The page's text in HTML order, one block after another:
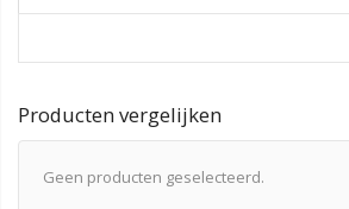
Producten vergelijken
Geen producten geselecteerd.